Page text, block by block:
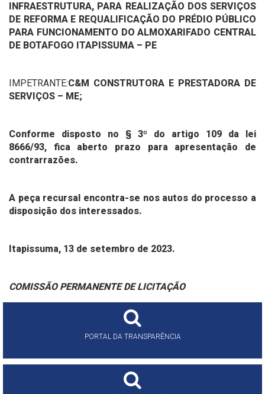
INFRAESTRUTURA, PARA REALIZAÇÃO DOS SERVIÇOS
DE REFORMA E REQUALIFICAÇÃO DO PRÉDIO PÚBLICO
PARA FUNCIONAMENTO DO ALMOXARIFADO CENTRAL
DE BOTAFOGO ITAPISSUMA – PE
IMPETRANTE:C&M CONSTRUTORA E PRESTADORA DE
SERVIÇOS – ME;
Conforme disposto no § 3º do artigo 109 da lei
8666/93, fica aberto prazo para apresentação de
contrarrazões.
A peça recursal encontra-se nos autos do processo a
disposição dos interessados.
Itapissuma, 13 de setembro de 2023.
COMISSÃO PERMANENTE DE LICITAÇÃO
PORTAL DA TRANSPARÊNCIA